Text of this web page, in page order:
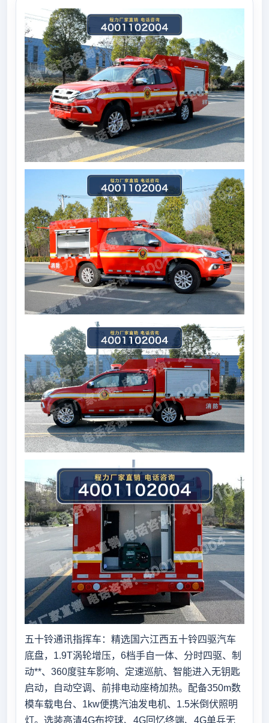
五十铃通讯指挥车：精选国六江西五十铃四驱汽车
底盘，1.9T涡轮增压，6档手自一体、分时四驱、制
动**、360度驻车影响、定速巡航、智能进入无钥匙
启动，自动空调、前排电动座椅加热。配备350m数
模车载电台、1kw便携汽油发电机、1.5米倒伏照明
灯。选装高清4G布控球、4G回忆终端、4G单兵无